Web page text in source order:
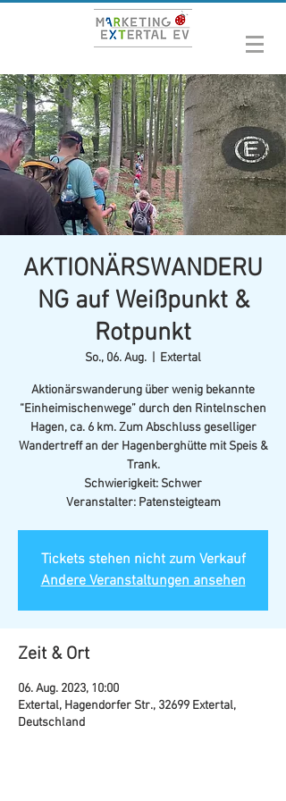
AKTIONÄRSWANDERU
NG auf Weißpunkt &
Rotpunkt
So., 06. Aug. Extertal
Aktionärswanderung über wenig bekannte
“Einheimischenwege” durch den Rintelnschen
Hagen, ca. 6 km. Zum Abschluss geselliger
Wandertreff an der Hagenberghütte mit Speis &
Trank.
Schwierigkeit: Schwer
Veranstalter: Patensteigteam
Tickets stehen nicht zum Verkauf
Andere Veranstaltungen ansehen
Zeit & Ort
06. Aug. 2023, 10:00
Extertal, Hagendorfer Str., 32699 Extertal,
Deutschland